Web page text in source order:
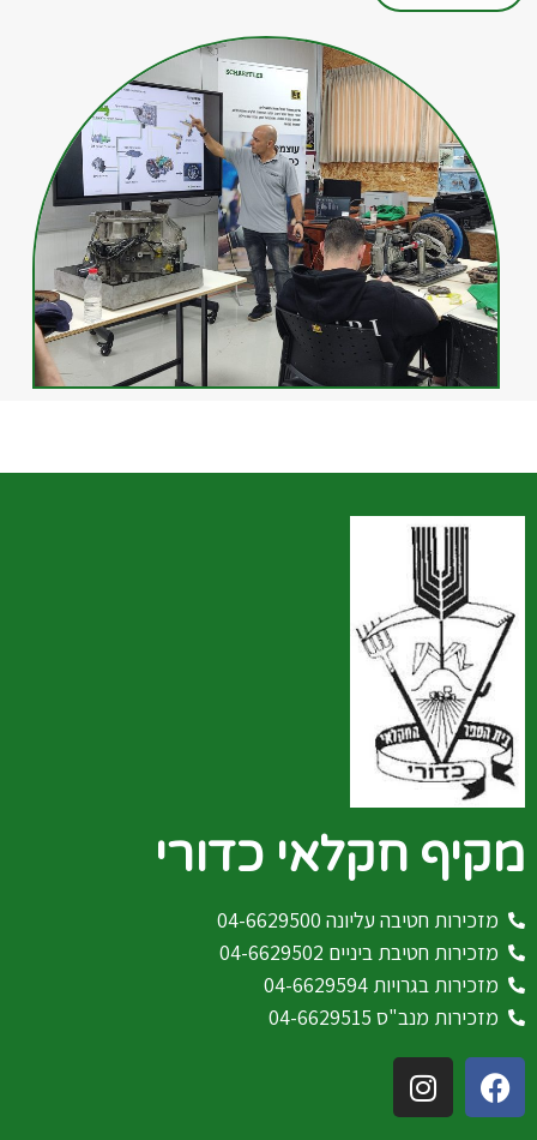
מקיף חקלאי כדורי
מזכירות חטיבה עליונה 04-6629500
מזכירות חטיבת ביניים 04-6629502
מזכירות בגרויות 04-6629594
מזכירות מנב"ס 04-6629515